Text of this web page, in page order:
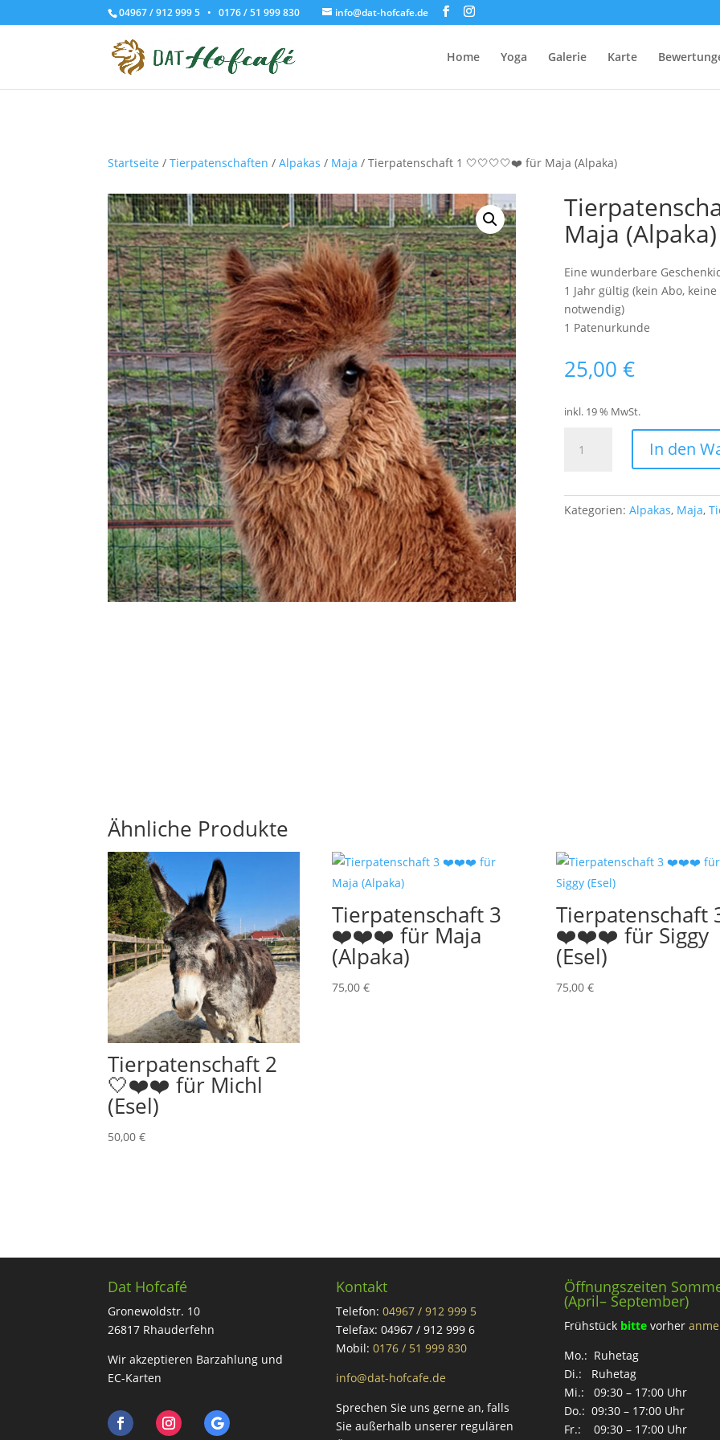
04967 / 912 999 5 • 0176 / 51 999 830 info@dat-hofcafe.de
Home Yoga Galerie Karte
Startseite /Tierpatenschaften /Alpakas / Maja / Tierpatenschaft 1 🤍🤍🤍🤍❤️ für Maja (Alpaka)
Maja (Alpaka)
Eine wunderbare
1 Jahr gültig (kein Abo,
notwendig)
1 Patenurkunde
25,00 €
inkl. 19 % MwSt.
Tierpatenschaft
🤍
In den
Kategorien: Alpakas, Maja,
Ähnliche Produkte
Tierpatenschaft 2
🤍❤️❤️ für Michl
(Esel)
50,00€
Tierpatenschaft 3
❤️❤️❤️ für Maja
(Alpaka)
75,00€
Tierpatenschaft
❤️❤️❤️ für Siggy
(Esel)
75,00€
Dat Hofcafé
Gronewoldstr. 10
26817 Rhauderfehn
Wir akzeptieren Barzahlung und
EC-Karten
Kontakt
Telefon: 04967 / 912 999 5
Telefax: 04967 / 912 999 6
Mobil: 0176 / 51 999 830
info@dat-hofcafe.de
Sprechen Sie uns gerne an, falls
Sie außerhalb unserer regulären
Öffnungszeiten
(April– September)
Frühstück bitte vorher
Mo.: Ruhetag
Di.: Ruhetag
Mi.: 09:30 – 17:00 Uhr
Do.: 09:30 – 17:00 Uhr
Fr.: 09:30 – 17:00 Uhr